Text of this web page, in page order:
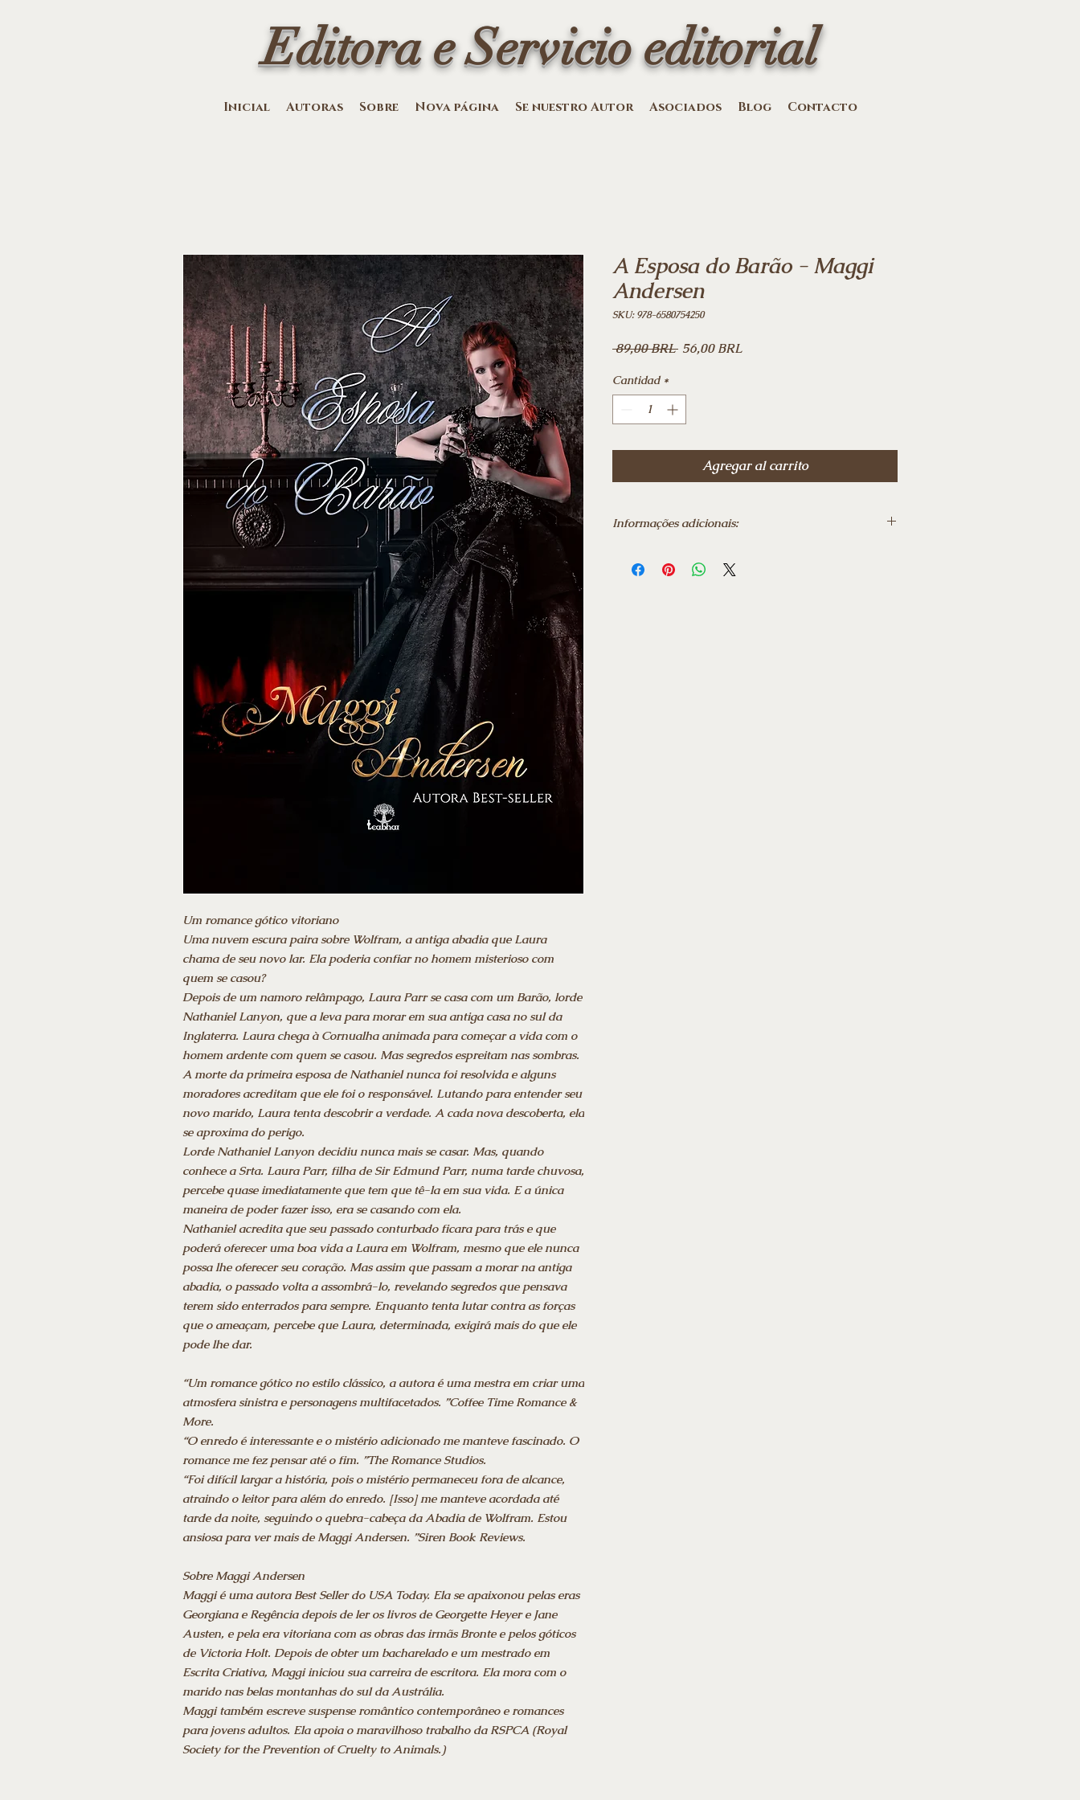
Editora e Servicio editorial
Inicial Autoras Sobre Nova página Se nuestro Autor Asociados Blog Contacto
Um romance gótico vitoriano
Uma nuvem escura paira sobre Wolfram, a antiga abadia que Laura
chama de seu novo lar. Ela poderia confiar no homem misterioso com
quem se casou?
Depois de um namoro relâmpago, Laura Parr se casa com um Barão, lorde
Nathaniel Lanyon, que a leva para morar em sua antiga casa no sul da
Inglaterra. Laura chega à Cornualha animada para começar a vida com o
homem ardente com quem se casou. Mas segredos espreitam nas sombras.
A morte da primeira esposa de Nathaniel nunca foi resolvida e alguns
moradores acreditam que ele foi o responsável. Lutando para entender seu
novo marido, Laura tenta descobrir a verdade. A cada nova descoberta, ela
se aproxima do perigo.
Lorde Nathaniel Lanyon decidiu nunca mais se casar. Mas, quando
conhece a Srta. Laura Parr, filha de Sir Edmund Parr, numa tarde chuvosa,
percebe quase imediatamente que tem que tê-la em sua vida. E a única
maneira de poder fazer isso, era se casando com ela.
Nathaniel acredita que seu passado conturbado ficara para trás e que
poderá oferecer uma boa vida a Laura em Wolfram, mesmo que ele nunca
possa lhe oferecer seu coração. Mas assim que passam a morar na antiga
abadia, o passado volta a assombrá-lo, revelando segredos que pensava
terem sido enterrados para sempre. Enquanto tenta lutar contra as forças
que o ameaçam, percebe que Laura, determinada, exigirá mais do que ele
pode lhe dar.
“Um romance gótico no estilo clássico, a autora é uma mestra em criar uma
atmosfera sinistra e personagens multifacetados. ”Coffee Time Romance &
More.
“O enredo é interessante e o mistério adicionado me manteve fascinado. O
romance me fez pensar até o fim. ”The Romance Studios.
“Foi difícil largar a história, pois o mistério permaneceu fora de alcance,
atraindo o leitor para além do enredo. [Isso] me manteve acordada até
tarde da noite, seguindo o quebra-cabeça da Abadia de Wolfram. Estou
ansiosa para ver mais de Maggi Andersen. ”Siren Book Reviews.
Sobre Maggi Andersen
Maggi é uma autora Best Seller do USA Today. Ela se apaixonou pelas eras
Georgiana e Regência depois de ler os livros de Georgette Heyer e Jane
Austen, e pela era vitoriana com as obras das irmãs Bronte e pelos góticos
de Victoria Holt. Depois de obter um bacharelado e um mestrado em
Escrita Criativa, Maggi iniciou sua carreira de escritora. Ela mora com o
marido nas belas montanhas do sul da Austrália.
Maggi também escreve suspense romântico contemporâneo e romances
para jovens adultos. Ela apoia o maravilhoso trabalho da RSPCA (Royal
Society for the Prevention of Cruelty to Animals.)
A Esposa do Barão - Maggi
Andersen
SKU: 978-6580754250
89,00 BRL Precio
56,00 BRLPrecio
Cantidad *
Agregar al carrito
Informações adicionais:
Edição: ‎ 1ª